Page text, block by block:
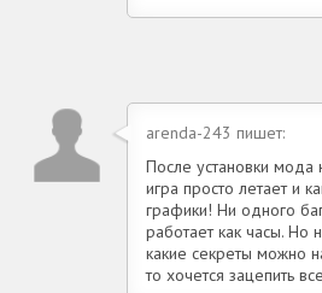
arenda-243 пишет:
После установки мода
игра просто летает и
графики! Ни одного
работает как часы. Но
какие секреты можно
то хочется зацепить